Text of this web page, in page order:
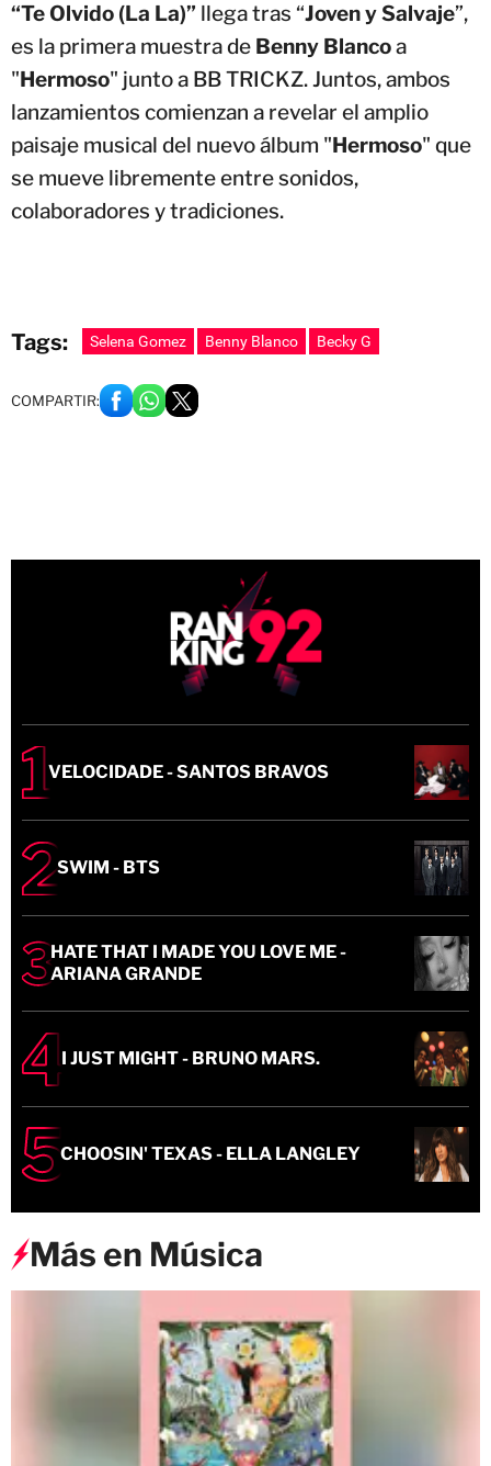
“Te Olvido (La La)” llega tras “Joven y Salvaje”,
es la primera muestra de Benny Blancoa
"Hermoso" junto a BB TRICKZ. Juntos, ambos
lanzamientos comienzan a revelar el amplio
paisaje musical del nuevo álbum "Hermoso" que
se mueve libremente entre sonidos,
colaboradores y tradiciones.
Tags: Selena Gomez Benny Blanco Becky G
COMPARTIR:
VELOCIDADE - SANTOS BRAVOS
SWIM - BTS
HATE THAT I MADE YOU LOVE ME -
ARIANA GRANDE
I JUST MIGHT - BRUNO MARS.
CHOOSIN' TEXAS - ELLA LANGLEY
Más en Música